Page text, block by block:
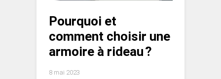
Pourquoi et
comment choisir une
armoire à rideau ?
8 mai 2023